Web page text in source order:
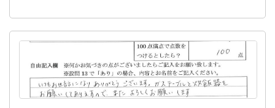
かったです。
これからもよろしくお願いします。